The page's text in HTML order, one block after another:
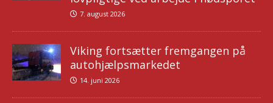
7. august 2026
Viking fortsætter fremgangen på
autohjælpsmarkedet
14. juni 2026